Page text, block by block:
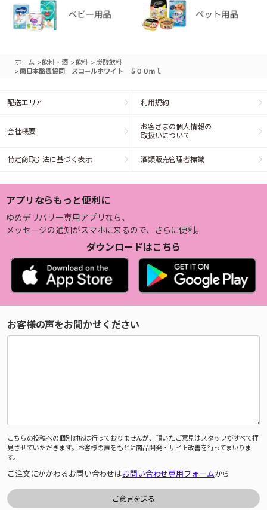
ホーム >飲料・酒 >飲料 > 炭酸飲料
>南日本酪農協同 スコールホワイト ５００ｍｌ
配送エリア 利用規約
会社概要
お客さまの個人情報の
取扱いについて
特定商取引法に基づく表示 酒類販売管理者標識
アプリならもっと便利に
ゆめデリバリー専用アプリなら、
メッセージの通知がスマホに来るので、さらに便利。
ダウンロードはこちら
お客様の声をお聞かせください
こちらの投稿への個別対応は行っておりませんが、頂いたご意見はスタッフがすべて拝
見させていただきます。お客様の声をもとに商品開発・サイト改善を行ってまいりま
す。
ご注文にかかわるお問い合わせはお問い合わせ専用フォームから